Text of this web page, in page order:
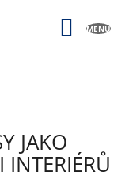
JAKO
INTERIÉRŮ